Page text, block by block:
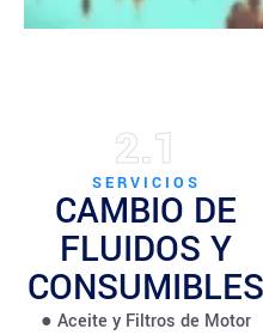
2.1
SERVICIOS
CAMBIO DE
FLUIDOS Y
CONSUMIBLES
● Aceite y Filtros de Motor